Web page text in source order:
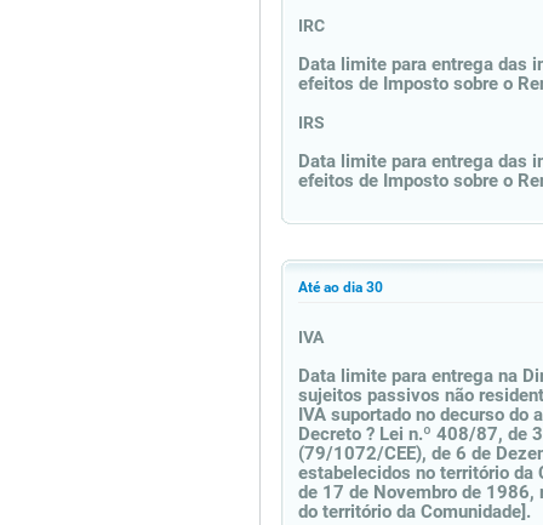
IRC
Data limite para entrega das
efeitos de Imposto sobre o
IRS
Data limite para entrega das
efeitos de Imposto sobre o
Até ao dia 30
IVA
Data limite para entrega na
sujeitos passivos não
IVA suportado no decurso do
Decreto ? Lei n.º 408/87, de
(79/1072/CEE), de 6 de
estabelecidos no território da
de 17 de Novembro de
do território da Comunidade].